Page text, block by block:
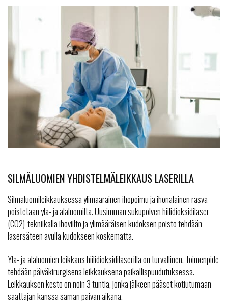
SILMÄLUOMIEN YHDISTELMÄLEIKKAUS LASERILLA
Silmäluomileikkauksessa ylimääräinen ihopoimu ja ihonalainen rasva
poistetaan ylä- ja alaluomilta. Uusimman sukupolven hiilidioksidilaser
(CO2)-tekniikalla ihoviilto ja ylimääräisen kudoksen poisto tehdään
lasersäteen avulla kudokseen koskematta.
Ylä- ja alaluomien leikkaus hiilidioksidilaserilla on turvallinen. Toimenpide
tehdään päiväkirurgisena leikkauksena paikallispuudutuksessa.
Leikkauksen kesto on noin 3 tuntia, jonka jälkeen pääset kotiutumaan
saattajan kanssa saman päivän aikana.